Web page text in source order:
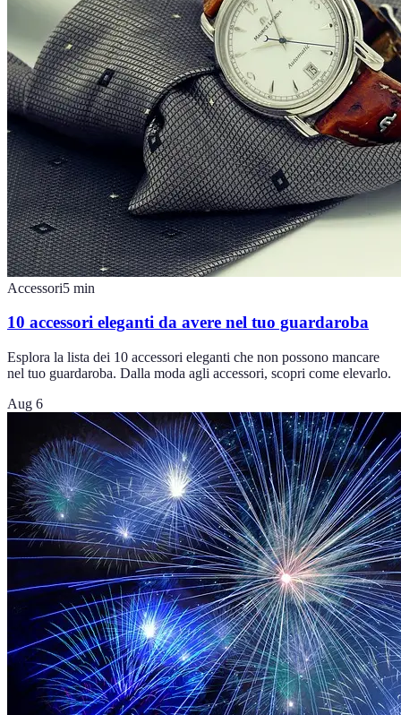
Accessori5 min
10 accessori eleganti da avere nel tuo guardaroba
Esplora la lista dei 10 accessori eleganti che non possono mancare
nel tuo guardaroba. Dalla moda agli accessori, scopri come elevarlo.
Aug 6